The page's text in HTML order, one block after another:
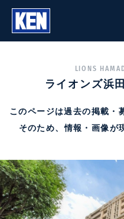
LIONS
ライオンズ浜
このページは過去の掲載・
そのため、情報・画像が